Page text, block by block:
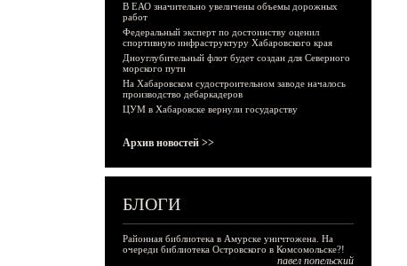
В ЕАО значительно увеличены объемы дорожных
работ
Федеральный эксперт по достоинству оценил
спортивную инфраструктуру Хабаровского края
Дноуглубительный флот будет создан для Северного
морского пути
На Хабаровском судостроительном заводе началось
производство дебаркадеров
ЦУМ в Хабаровске вернули государству
Архив новостей >>
БЛОГИ
Районная библиотека в Амурске уничтожена. На
очереди библиотека Островского в Комсомольске?!
павел попельский